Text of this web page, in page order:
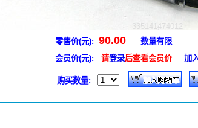
335141474012
零售价(元): 90.00
数量有限
会员价(元):
请登录后查看会员价 加
购买数量: